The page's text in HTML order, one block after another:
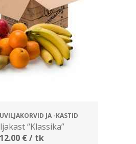
JA -KASTID
“Klassika”
12.00 €/ tk